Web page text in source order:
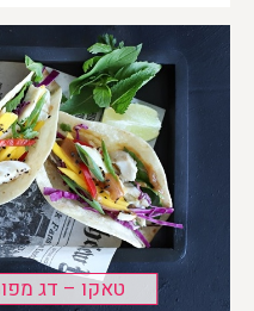
טאקו – דג